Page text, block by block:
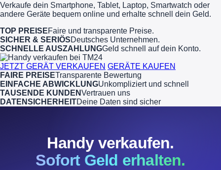
Verkaufe dein Smartphone, Tablet, Laptop, Smartwatch oder
andere Geräte bequem online und erhalte schnell dein Geld.
TOP PREISEFaire und transparente Preise.
SICHER & SERIÖSDeutsches Unternehmen.
SCHNELLE AUSZAHLUNGGeld schnell auf dein Konto.
JETZT GERÄT VERKAUFEN GERÄTE KAUFEN
FAIRE PREISETransparente Bewertung
EINFACHE ABWICKLUNGUnkompliziert und schnell
TAUSENDE KUNDENVertrauen uns
DATENSICHERHEITDeine Daten sind sicher
Handy verkaufen.
Sofort Geld erhalten.